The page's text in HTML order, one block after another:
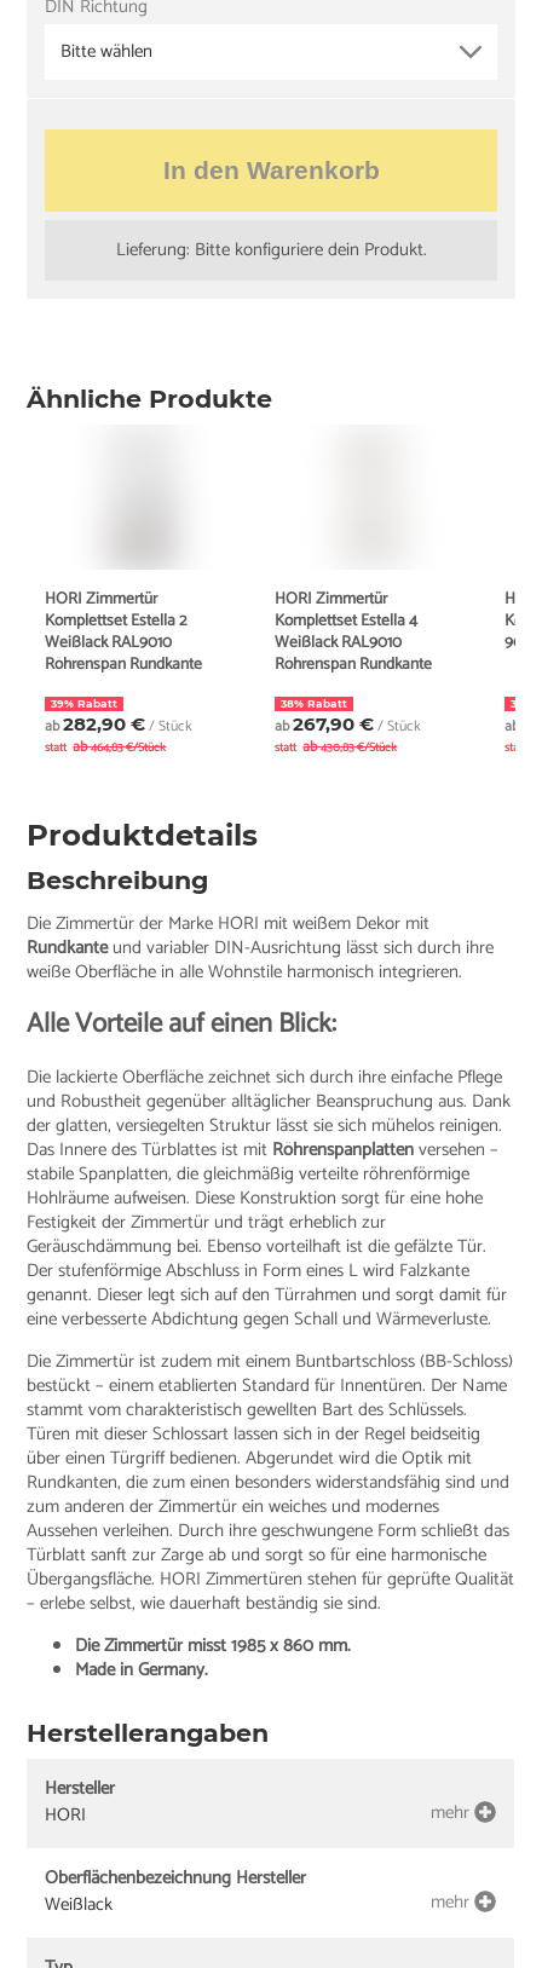
DIN Richtung
Bitte wählen
In den Warenkorb
Lieferung: Bitte konfiguriere dein Produkt.
Ähnliche Produkte
HORI Zimmertür
Komplettset Estella 2
Weißlack RAL9010
Röhrenspan Rundkante
39% Rabatt
ab282,90 €/ Stück
statt ab464,83 €/Stück
HORI Zimmertür
Komplettset Estella 4
Weißlack RAL9010
Röhrenspan Rundkante
38% Rabatt
ab267,90 €/ Stück
statt ab430,83 €/Stück
35%
ab
statt
Produktdetails
Beschreibung
Die Zimmertür der Marke HORI mit weißem Dekor mit
Rundkanteund variabler DIN-Ausrichtung lässt sich durch ihre
weiße Oberfläche in alle Wohnstile harmonisch integrieren.
Alle Vorteile auf einen Blick:
Die lackierte Oberfläche zeichnet sich durch ihre einfache Pflege
und Robustheit gegenüber alltäglicher Beanspruchung aus. Dank
der glatten, versiegelten Struktur lässt sie sich mühelos reinigen.
Das Innere des Türblattes ist mit Röhrenspanplattenversehen –
stabile Spanplatten, die gleichmäßig verteilte röhrenförmige
Hohlräume aufweisen. Diese Konstruktion sorgt für eine hohe
Festigkeit der Zimmertür und trägt erheblich zur
Geräuschdämmung bei. Ebenso vorteilhaft ist die gefälzte Tür.
Der stufenförmige Abschluss in Form eines L wird Falzkante
genannt. Dieser legt sich auf den Türrahmen und sorgt damit für
eine verbesserte Abdichtung gegen Schall und Wärmeverluste.
Die Zimmertür ist zudem mit einem Buntbartschloss (BB-Schloss)
bestückt – einem etablierten Standard für Innentüren. Der Name
stammt vom charakteristisch gewellten Bart des Schlüssels.
Türen mit dieser Schlossart lassen sich in der Regel beidseitig
über einen Türgriff bedienen. Abgerundet wird die Optik mit
Rundkanten, die zum einen besonders widerstandsfähig sind und
zum anderen der Zimmertür ein weiches und modernes
Aussehen verleihen. Durch ihre geschwungene Form schließt das
Türblatt sanft zur Zarge ab und sorgt so für eine harmonische
Übergangsfläche. HORI Zimmertüren stehen für geprüfte Qualität
– erlebe selbst, wie dauerhaft beständig sie sind.
Die Zimmertür misst 1985 x 860 mm.
Made in Germany.
Herstellerangaben
Hersteller
HORI
mehr
Oberflächenbezeichnung Hersteller
Weißlack
mehr